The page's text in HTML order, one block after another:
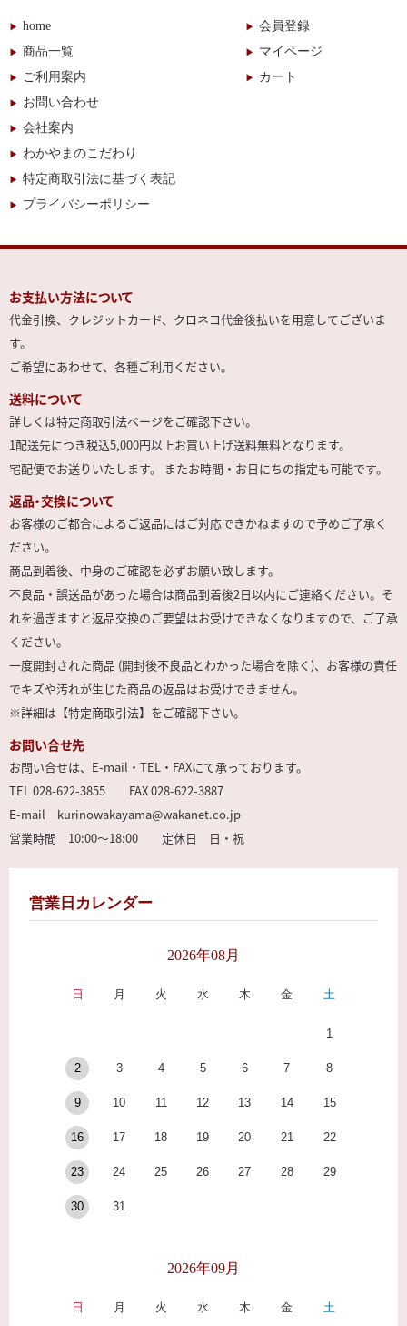
home
商品一覧
ご利用案内
お問い合わせ
会社案内
わかやまのこだわり
特定商取引法に基づく表記
プライバシーポリシー
会員登録
マイページ
カート
お支払い方法について
代金引換、クレジットカード、クロネコ代金後払いを用意してございま
す。
ご希望にあわせて、各種ご利用ください。
送料について
詳しくは特定商取引法ページをご確認下さい。
1配送先につき税込5,000円以上お買い上げ送料無料となります。
宅配便でお送りいたします。 またお時間・お日にちの指定も可能です。
返品・交換について
お客様のご都合によるご返品にはご対応できかねますので予めご了承く
ださい。
商品到着後、中身のご確認を必ずお願い致します。
不良品・誤送品があった場合は商品到着後2日以内にご連絡ください。そ
れを過ぎますと返品交換のご要望はお受けできなくなりますので、ご了承
ください。
一度開封された商品 (開封後不良品とわかった場合を除く)、お客様の責任
でキズや汚れが生じた商品の返品はお受けできません。
※詳細は【特定商取引法】をご確認下さい。
お問い合せ先
お問い合せは、E-mail・TEL・FAXにて承っております。
TEL 028-622-3855 FAX 028-622-3887
E-mail kurinowakayama@wakanet.co.jp
営業時間 10:00～18:00 定休日 日・祝
営業日カレンダー
2026年08月
日 月 火 水 木 金 土
1
2 3 4 5 6 7 8
9 10 11 12 13 14 15
16 17 18 19 20 21 22
23 24 25 26 27 28 29
30 31
2026年09月
日 月 火 水 木 金 土